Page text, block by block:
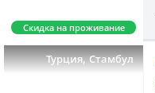
Скидка на проживание
Турция,Стамбул